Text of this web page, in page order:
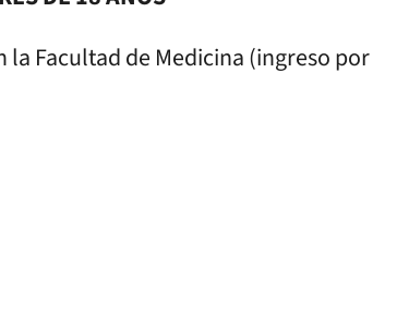
la Facultad de Medicina (ingreso por